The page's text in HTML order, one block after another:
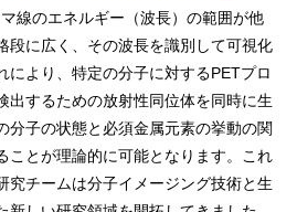
線のエネルギー（波長）の範囲が他
段に広く、その波長を識別して可視化
により、特定の分子に対するPETプロ
出するための放射性同位体を同時に生
分子の状態と必須金属元素の挙動の関
ことが理論的に可能となります。これ
究チームは分子イメージング技術と生